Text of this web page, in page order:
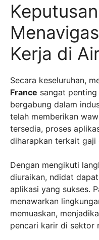
Kerja di
Secara keseluruhan,
France sangat
bergabung dalam
telah memberikan
tersedia, proses
diharapkan terkait gaji
Dengan mengikuti
diuraikan, ndidat
aplikasi yang sukses.
menawarkan
memuaskan,
pencari karir di sektor